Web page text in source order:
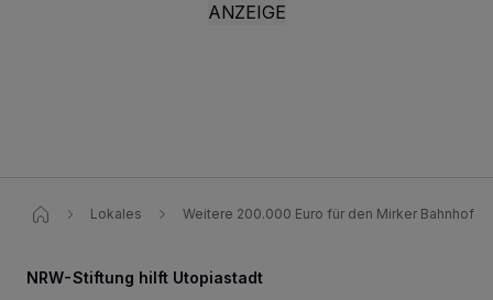
Lokales Weitere 200.000 Euro für den Mirker Bahnhof
NRW-Stiftung hilft Utopiastadt